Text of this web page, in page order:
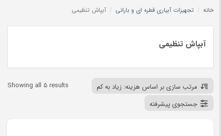
خانه / تجهیزات آبیاری قطره ای و بارانی / آبپاش تنظیمی
آبپاش تنظیمی
Showing all 5 results
مرتب سازی بر اساس هزینه: زیاد به کم
جستجوی پیشرفته